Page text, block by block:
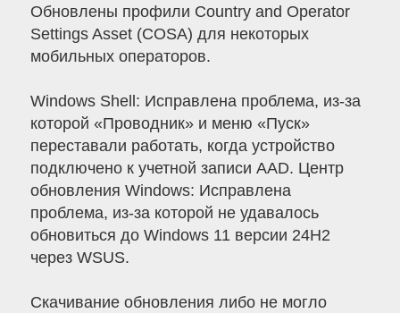
Обновлены профили Country and Operator
Settings Asset (COSA) для некоторых
мобильных операторов.
Windows Shell: Исправлена проблема, из-за
которой «Проводник» и меню «Пуск»
переставали работать, когда устройство
подключено к учетной записи AAD. Центр
обновления Windows: Исправлена
проблема, из-за которой не удавалось
обновиться до Windows 11 версии 24H2
через WSUS.
Скачивание обновления либо не могло